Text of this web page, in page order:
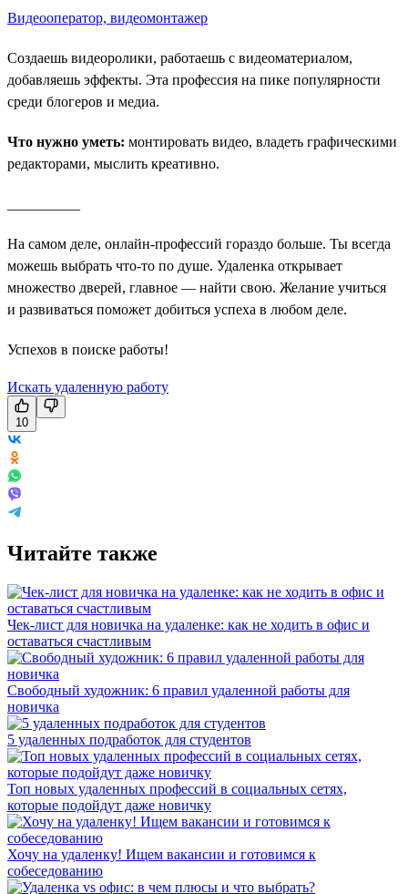
Видеооператор, видеомонтажер
Создаешь видеоролики, работаешь с видеоматериалом,
добавляешь эффекты. Эта профессия на пике популярности
среди блогеров и медиа.
Что нужно уметь: монтировать видео, владеть графическими
редакторами, мыслить креативно.
На самом деле, онлайн-профессий гораздо больше. Ты всегда
можешь выбрать что-то по душе. Удаленка открывает
множество дверей, главное — найти свою. Желание учиться
и развиваться поможет добиться успеха в любом деле.
Успехов в поиске работы!
Искать удаленную работу
10
Читайте также
Чек-лист для новичка на удаленке: как не ходить в офис и
оставаться счастливым
Свободный художник: 6 правил удаленной работы для
новичка
5 удаленных подработок для студентов
Топ новых удаленных профессий в социальных сетях,
которые подойдут даже новичку
Хочу на удаленку! Ищем вакансии и готовимся к
собеседованию